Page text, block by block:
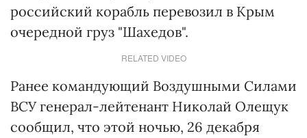
российский корабль перевозил в Крым
очередной груз "Шахедов".
RELATED VIDEO
Ранее командующий Воздушными Силами
ВСУ генерал-лейтенант Николай Олещук
сообщил, что этой ночью, 26 декабря